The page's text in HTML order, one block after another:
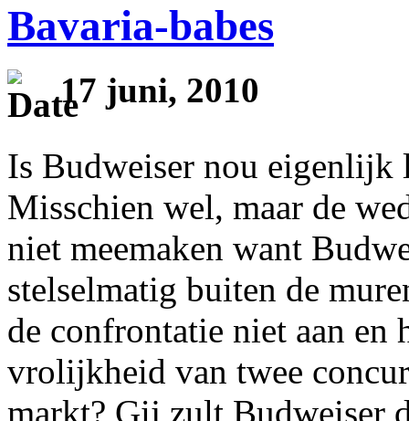
Bavaria-babes
17 juni, 2010
Is Budweiser nou eigenlijk
Misschien wel, maar de
niet meemaken want
stelselmatig buiten de
de confrontatie niet aan en
vrolijkheid van twee
markt? Gij zult